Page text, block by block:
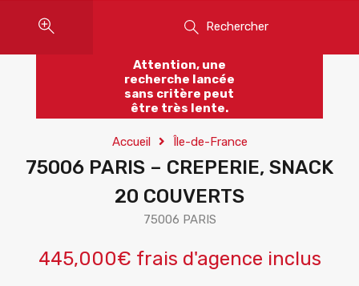
Rechercher
Attention, une
recherche lancée
sans critère peut
être très lente.
Accueil Île-de-France
75006 PARIS – CREPERIE, SNACK
20 COUVERTS
75006 PARIS
445,000€ frais d'agence inclus